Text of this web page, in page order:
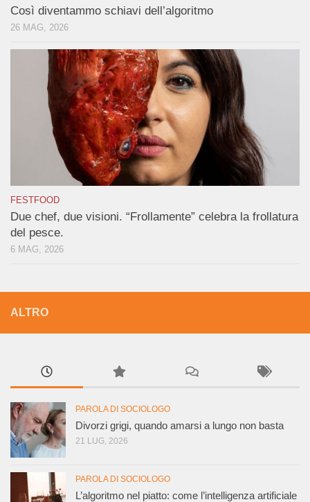
Così diventammo schiavi dell’algoritmo
26 MAG, 2026
FESTFOOD
Due chef, due visioni. “Frollamente” celebra la frollatura
del pesce.
6 MAG, 2026
ALTRO
PAROLA DI SOCIOLOGO
Divorzi grigi, quando amarsi a lungo non basta
21 LUG, 2026
PAROLA DI SOCIOLOGO
L’algoritmo nel piatto: come l’intelligenza artificiale